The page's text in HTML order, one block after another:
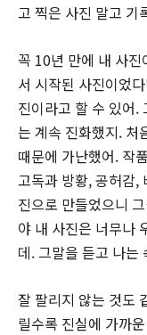
고 찍은 사진 말고
꼭 10년 만에 내 사
서 시작된 사진이었
진이라고 할 수 있어.
는 계속 진화했지. 처
때문에 가난했어. 작
고독과 방황, 공허감,
진으로 만들었으니
야 내 사진은 너무나
데. 그말을 듣고 나는
잘 팔리지 않는 것도
릴수록 진실에 가까